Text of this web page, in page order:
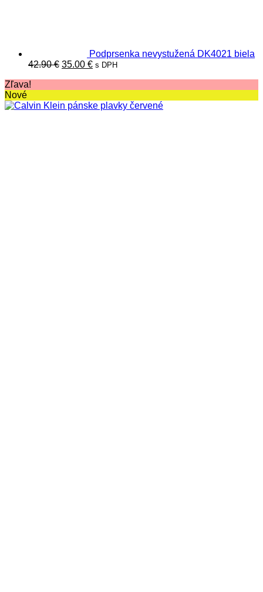
Podprsenka nevystužená DK4021 biela
42.90€ Pôvodná
35.00 €Aktuálna
s DPH
Zľava!
Nové